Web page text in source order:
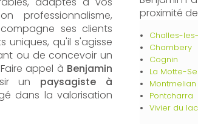
professionnalisme,
ses clients
uniques, qu'il s'agisse
ou de concevoir un
appel à Benjamin
un paysagiste à
dans la valorisation
proximité
Challes-
Chambery
Cognin
La Motte-
Montmelian
Pontcharra
Vivier du lac